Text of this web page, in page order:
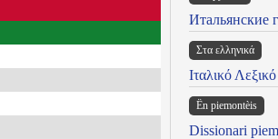
Итальянские
Στα ελληνικά
Ιταλικό Λεξικό
Ën piemontèis
Dissionari